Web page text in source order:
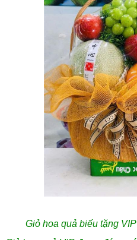
Giỏ hoa quả biếu tặng